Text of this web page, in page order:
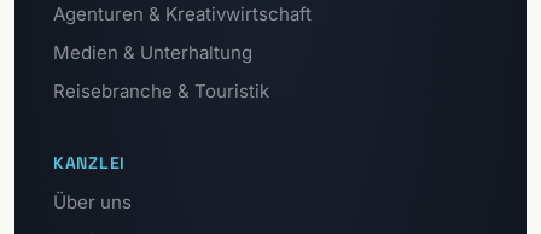
Agenturen & Kreativwirtschaft
Medien & Unterhaltung
Reisebranche & Touristik
KANZLEI
Über uns